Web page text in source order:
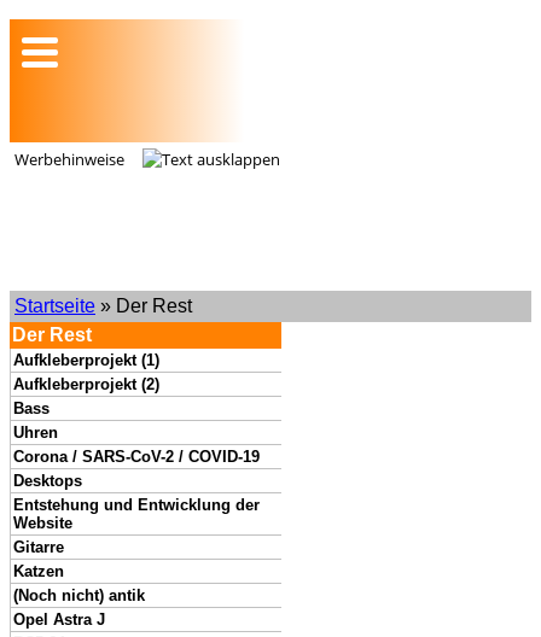
Werbehinweise
Startseite » Der Rest
Der Rest
Aufkleberprojekt (1)
Aufkleberprojekt (2)
Bass
Uhren
Corona / SARS-CoV-2 / COVID-19
Desktops
Entstehung und Entwicklung der
Website
Gitarre
Katzen
(Noch nicht) antik
Opel Astra J